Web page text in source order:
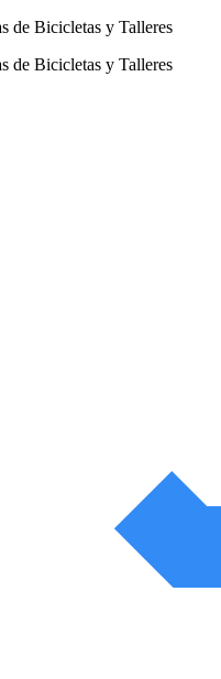
de Bicicletas y Talleres
de Bicicletas y Talleres